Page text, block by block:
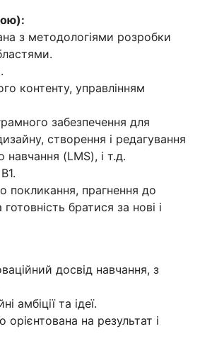
з методологіями розробки
контенту, управлінням
забезпечення для
створення і редагування
(LMS), і т.д.
покликання, прагнення до
братися за нові і
досвід навчання, з
амбіції та ідеї.
на результат і